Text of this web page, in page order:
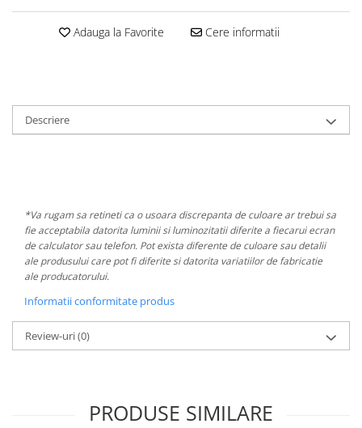
Adauga la Favorite Cere informatii
Descriere
*Va rugam sa retineti ca o usoara discrepanta de culoare ar trebui sa
fie acceptabila datorita luminii si luminozitatii diferite a fiecarui ecran
de calculator sau telefon. Pot exista diferente de culoare sau detalii
ale produsului care pot fi diferite si datorita variatiilor de fabricatie
ale producatorului.
Informatii conformitate produs
Review-uri(0)
PRODUSE SIMILARE